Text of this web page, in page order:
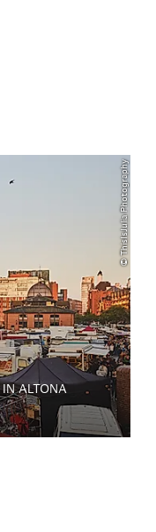
© ThisIsJulia Photography
ALTONA